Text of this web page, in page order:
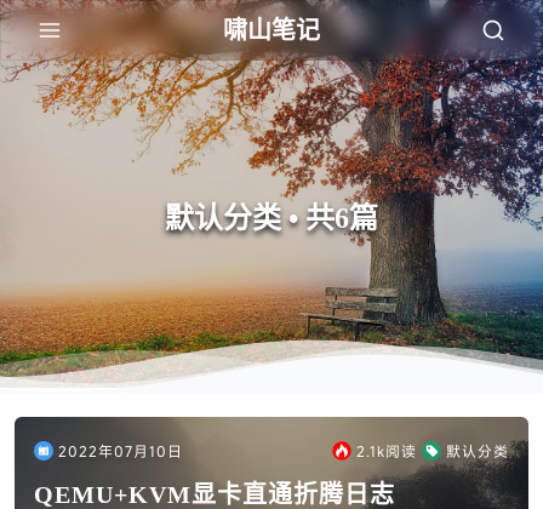
啸山笔记
默认分类 • 共6篇
2022年07月10日 2.1k阅读 默认分类
QEMU+KVM显卡直通折腾日志